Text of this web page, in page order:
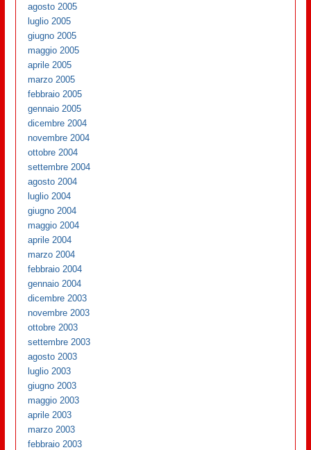
agosto 2005
luglio 2005
giugno 2005
maggio 2005
aprile 2005
marzo 2005
febbraio 2005
gennaio 2005
dicembre 2004
novembre 2004
ottobre 2004
settembre 2004
agosto 2004
luglio 2004
giugno 2004
maggio 2004
aprile 2004
marzo 2004
febbraio 2004
gennaio 2004
dicembre 2003
novembre 2003
ottobre 2003
settembre 2003
agosto 2003
luglio 2003
giugno 2003
maggio 2003
aprile 2003
marzo 2003
febbraio 2003